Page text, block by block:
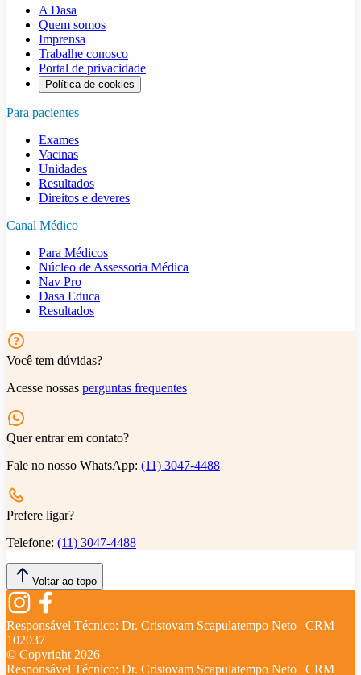
A Dasa
Quem somos
Imprensa
Trabalhe conosco
Portal de privacidade
Política de cookies
Para pacientes
Exames
Vacinas
Unidades
Resultados
Direitos e deveres
Canal Médico
Para Médicos
Núcleo de Assessoria Médica
Nav Pro
Dasa Educa
Resultados
Você tem dúvidas?
Acesse nossas perguntas frequentes
Quer entrar em contato?
Fale no nosso WhatsApp: (11) 3047-4488
Prefere ligar?
Telefone: (11) 3047-4488
Voltar ao topo
Responsável Técnico: Dr. Cristovam Scapulatempo Neto | CRM
102037
© Copyright 2026
Responsável Técnico: Dr. Cristovam Scapulatempo Neto | CRM